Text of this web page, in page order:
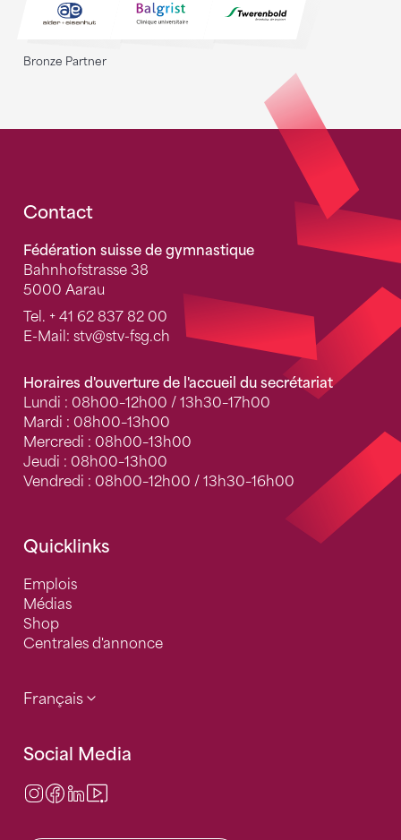
Bronze Partner
Fusszeile
Contact
Fédération suisse de gymnastique
Bahnhofstrasse 38
5000 Aarau
Tel. + 41 62 837 82 00
E-Mail: stv@stv-fsg.ch
Horaires d'ouverture de l'accueil du secrétariat
Lundi : 08h00–12h00 / 13h30–17h00
Mardi : 08h00–13h00
Mercredi : 08h00–13h00
Jeudi : 08h00–13h00
Vendredi : 08h00–12h00 / 13h30–16h00
Quicklinks
Emplois
Médias
Shop
Centrales d'annonce
Français
Social Media
Instagram
Facebook
LinkedIn